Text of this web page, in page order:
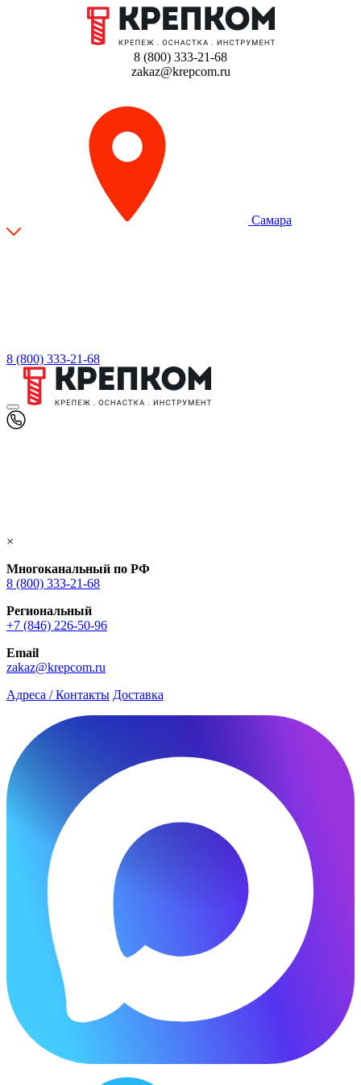
8 (800) 333-21-68
zakaz@krepcom.ru
Самара
8 (800) 333-21-68
×
Многоканальный по РФ
8 (800) 333‑21-68
Региональный
+7 (846) 226-50-96
Email
zakaz@krepcom.ru
Адреса / Контакты Доставка